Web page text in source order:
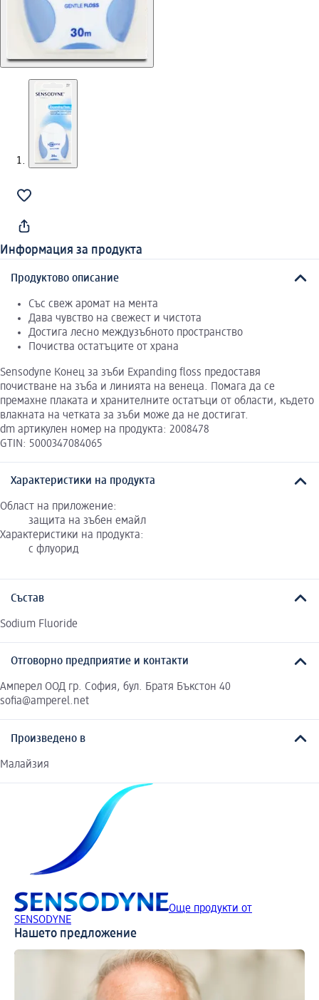
Информация за продукта
Продуктово описание
Със свеж аромат на мента
Дава чувство на свежест и чистота
Достига лесно междузъбното пространство
Почиства остатъците от храна
Sensodyne Конец за зъби Expanding floss предоставя
почистване на зъба и линията на венеца. Помага да се
премахне плаката и хранителните остатъци от области, където
влакната на четката за зъби може да не достигат.
dm артикулен номер на продукта: 2008478
GTIN: 5000347084065
Характеристики на продукта
Област на приложение:
защита на зъбен емайл
Характеристики на продукта:
с флуорид
Състав
Sodium Fluoride
Отговорно предприятие и контакти
Амперел ООД гр. София, бул. Братя Бъкстон 40
sofia@amperel.net
Произведено в
Малайзия
Още продукти от
SENSODYNE
Нашето предложение